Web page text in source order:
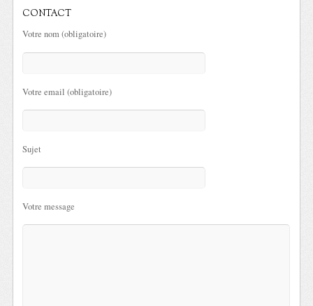
CONTACT
Votre nom (obligatoire)
Votre email (obligatoire)
Sujet
Votre message